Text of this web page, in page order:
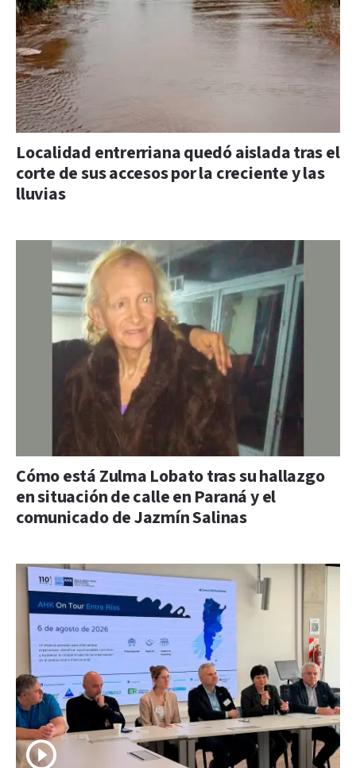
Localidad entrerriana quedó aislada tras el
corte de sus accesos por la creciente y las
lluvias
Cómo está Zulma Lobato tras su hallazgo
en situación de calle en Paraná y el
comunicado de Jazmín Salinas